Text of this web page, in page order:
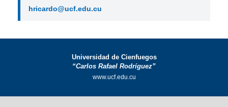
hricardo@ucf.edu.cu
Universidad de Cienfuegos
“Carlos Rafael Rodríguez”
www.ucf.edu.cu